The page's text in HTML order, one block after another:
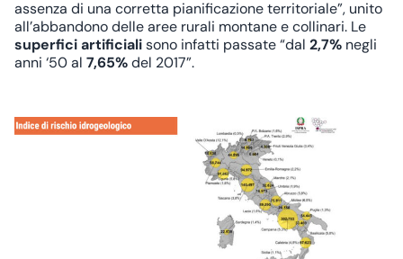
assenza di una corretta pianificazione territoriale”, unito
all’abbandono delle aree rurali montane e collinari. Le
superfici artificialisono infatti passate “dal 2,7% negli
anni ‘50 al 7,65%del 2017”.